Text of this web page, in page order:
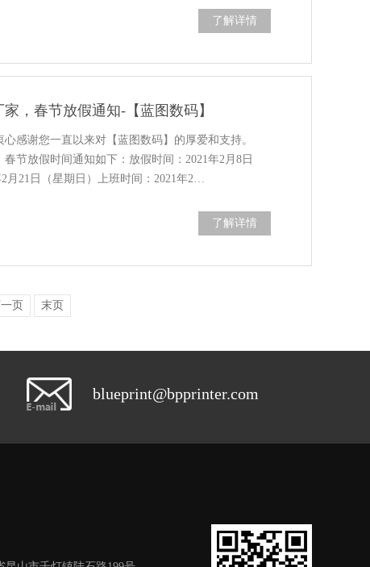
了解详情
，春节放假通知-【蓝图数码】
心感谢您一直以来对【蓝图数码】的厚爱和支持。
春节放假时间通知如下：放假时间：2021年2月8日
2月21日（星期日）上班时间：2021年2…
了解详情
页 末页
blueprint@bpprinter.com